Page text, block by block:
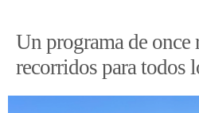
Un programa de once
recorridos para todos